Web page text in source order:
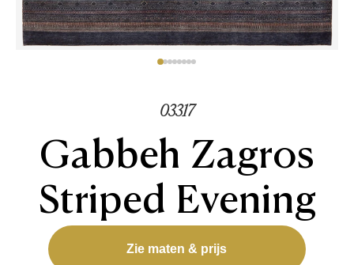
03317
Gabbeh Zagros
Striped Evening
Zie maten & prijs